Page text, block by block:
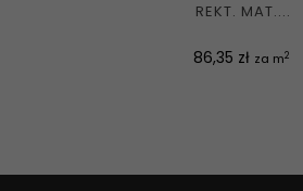
REKT. MAT....
Cena
86,35 zł za m2